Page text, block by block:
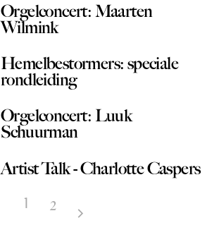
Orgelconcert: Maarten
Wilmink
Hemelbestormers: speciale
rondleiding
Orgelconcert: Luuk
Schuurman
Artist Talk - Charlotte Caspers
1 2